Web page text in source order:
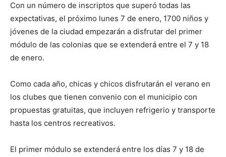
Con un número de inscriptos que superó todas las
expectativas, el próximo lunes 7 de enero, 1700 niños y
jóvenes de la ciudad empezarán a disfrutar del primer
módulo de las colonias que se extenderá entre el 7 y 18
de enero.
Como cada año, chicas y chicos disfrutarán el verano en
los clubes que tienen convenio con el municipio con
propuestas gratuitas, que incluyen refrigerio y transporte
hasta los centros recreativos.
El primer módulo se extenderá entre los días 7 y 18 de